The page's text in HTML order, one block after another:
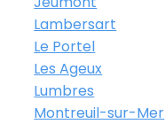
Lambersart
Le Portel
Les Ageux
Lumbres
Montreuil-sur-Mer